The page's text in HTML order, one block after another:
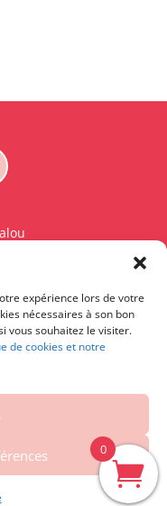
expérience lors de votre
nécessaires à son bon
vous souhaitez le visiter.
de cookies et notre
sauf accord
strictement
– Conditions
Droit de
0